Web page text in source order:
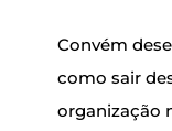
Convém
como sair
organização